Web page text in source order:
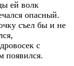
ей волк
опасный.
съел бы и не
с
появился.